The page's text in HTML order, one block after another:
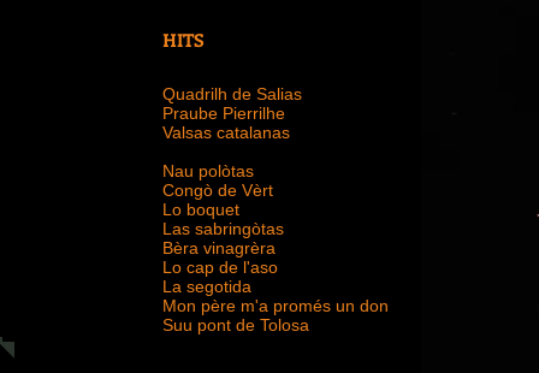
HITS
Quadrilh de Salias
Praube Pierrilhe
Valsas catalanas
Nau polòtas
Congò de Vèrt
Lo boquet
Las sabringòtas
Bèra vinagrèra
Lo cap de l'aso
La segotida
Mon père m'a promés un don
Suu pont de Tolosa